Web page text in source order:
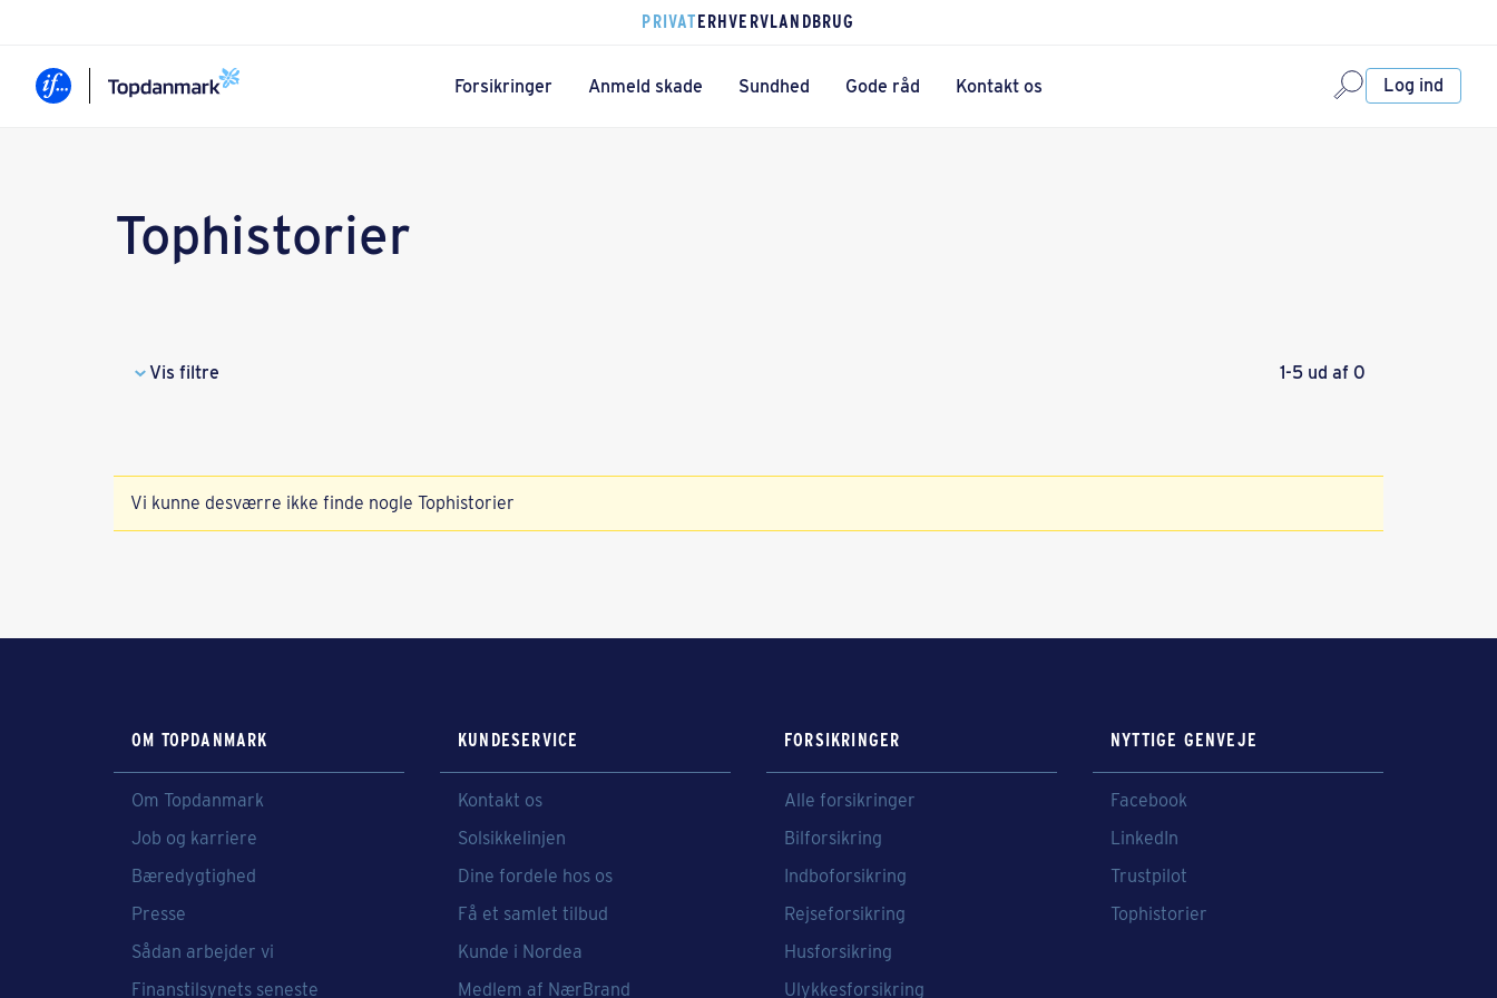
PRIVATERHVERVLANDBRUG
Forsikringer Anmeld skade Sundhed Gode råd Kontakt os Log ind
Tophistorier
Vis filtre 1-5 ud af 0
Vi kunne desværre ikke finde nogle Tophistorier
OM TOPDANMARK
Om Topdanmark
Job og karriere
Bæredygtighed
Presse
Sådan arbejder vi
Finanstilsynets seneste
KUNDESERVICE
Kontakt os
Solsikkelinjen
Dine fordele hos os
Få et samlet tilbud
Kunde i Nordea
Medlem af NærBrand
FORSIKRINGER
Alle forsikringer
Bilforsikring
Indboforsikring
Rejseforsikring
Husforsikring
Ulykkesforsikring
NYTTIGE GENVEJE
Facebook
LinkedIn
Trustpilot
Tophistorier